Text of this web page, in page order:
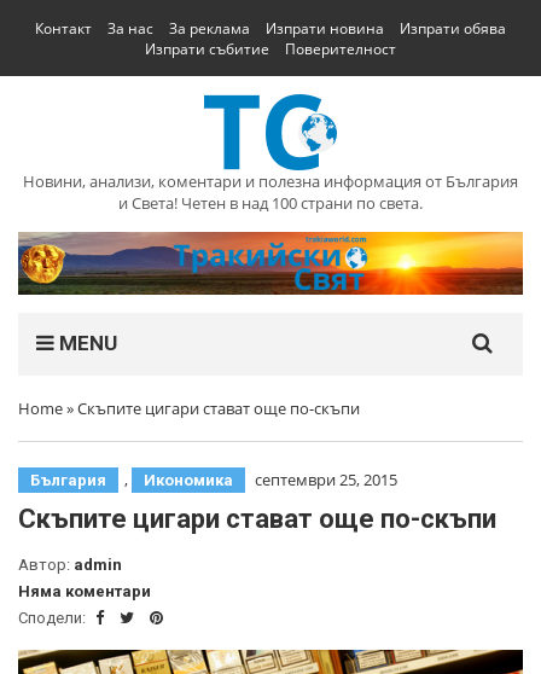
Контакт За нас За реклама Изпрати новина
Изпрати обява
Изпрати събитие
Поверителност
Новини, анализи, коментари и полезна информация от България
и Света! Четен в над 100 страни по света.
MENU
Home»Скъпите цигари стават още по-скъпи
България , Икономика септември 25, 2015
Скъпите цигари стават още по-скъпи
Автор: admin
Няма коментари
Сподели: